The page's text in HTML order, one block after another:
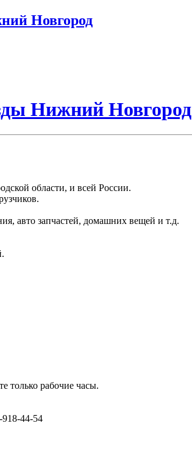
Новгород
Нижний Новгород
области, и всей России.
авто запчастей, домашних вещей и т.д.
только рабочие часы.
918-44-54